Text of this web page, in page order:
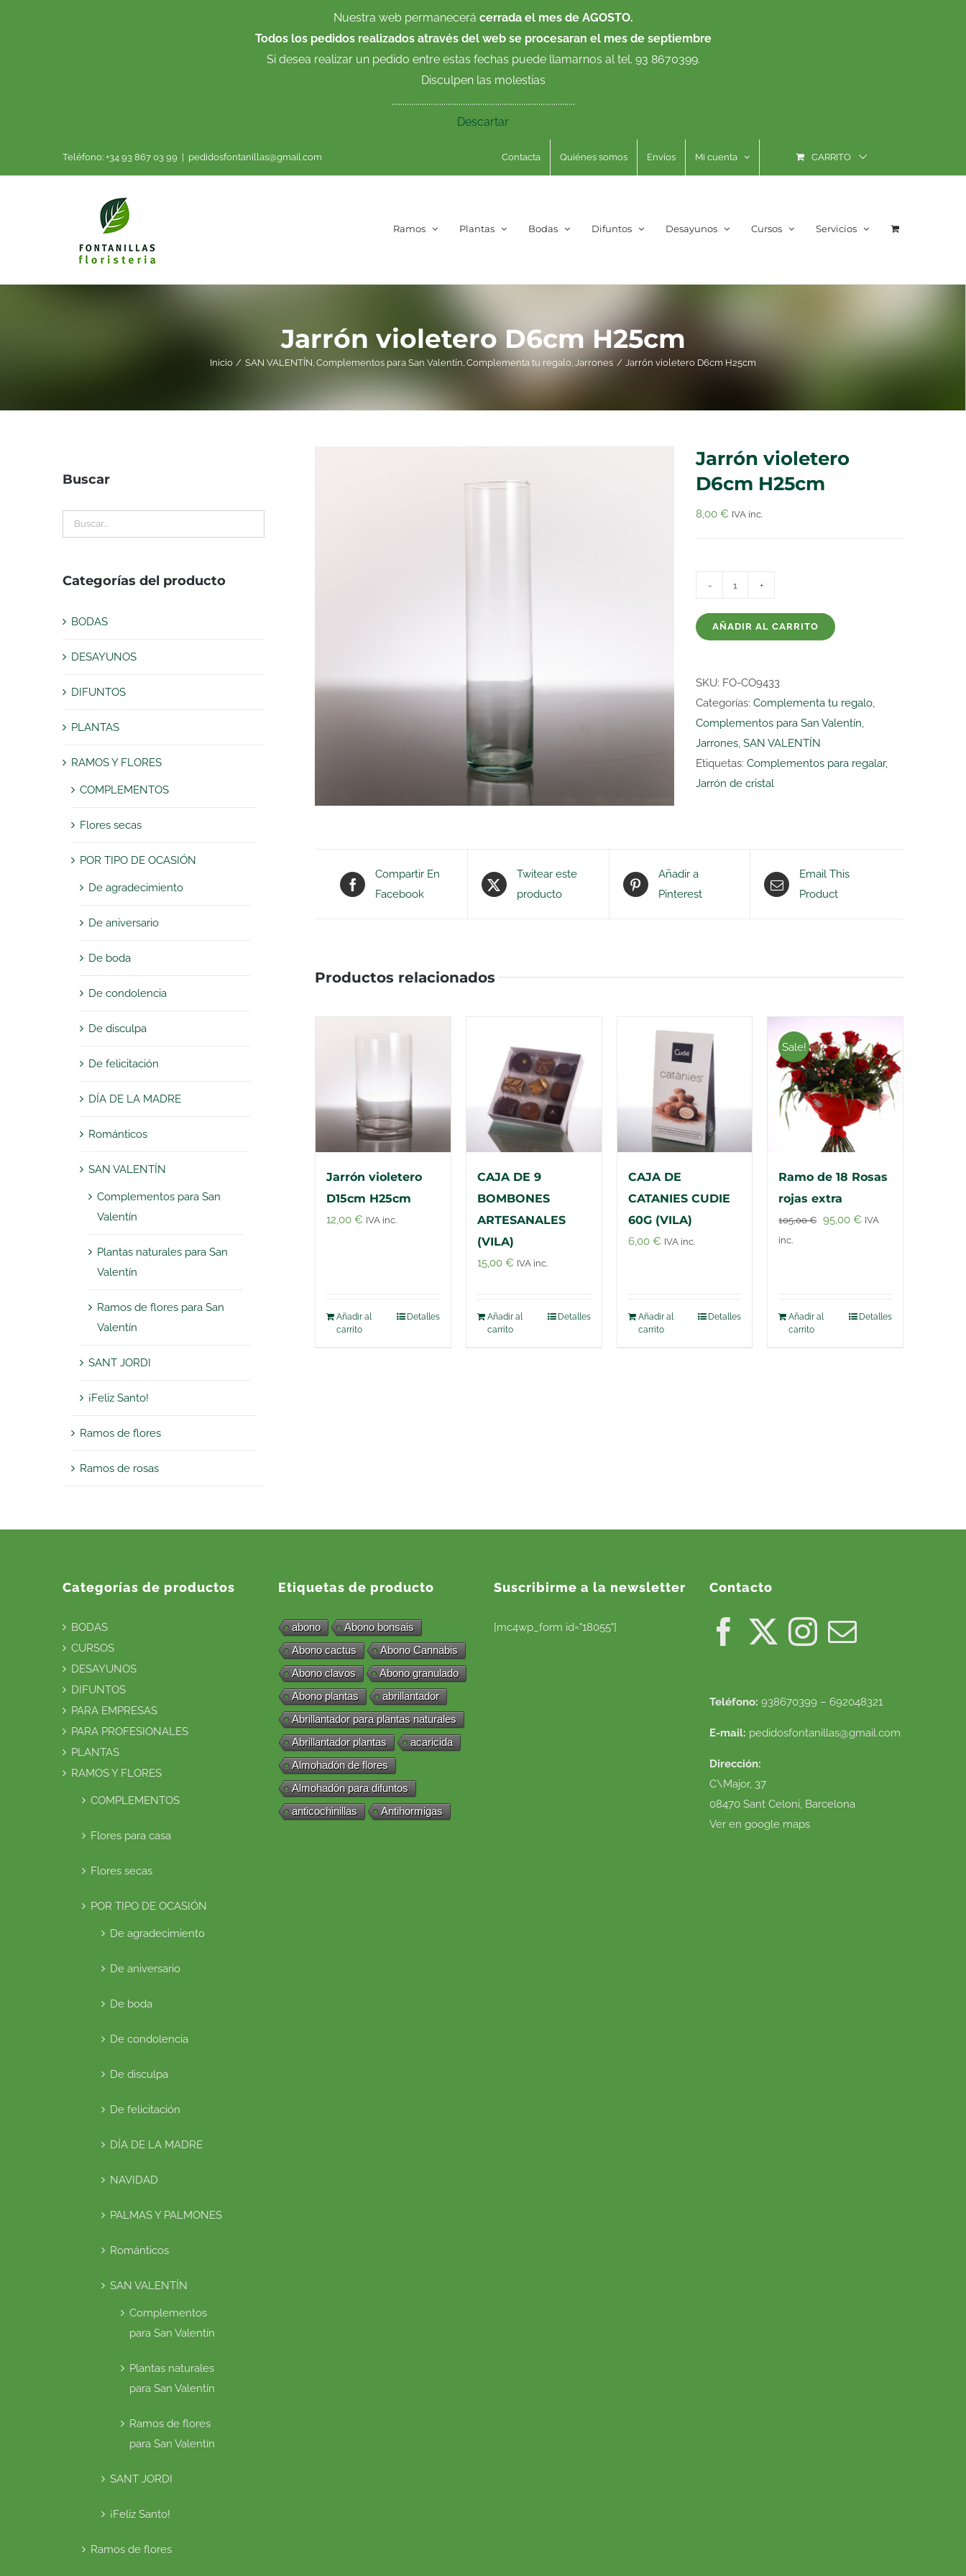
Nuestra web permanecerá cerrada el mes de AGOSTO.
Todos los pedidos realizados através del web se procesaran el mes de septiembre
Si desea realizar un pedido entre estas fechas puede llamarnos al tel. 93 8670399.
Disculpen las molestias
.....................................................................................
Descartar
Teléfono: +34 93 867 03 99 pedidosfontanillas@gmail.com Contacta Quiénes somos Envíos Mi cuenta CARRITO
Ramos Plantas Bodas Difuntos Desayunos Cursos Servicios
Jarrón violetero D6cm H25cm
Inicio SAN VALENTÍN Complementos para San Valentín Complementa tu regalo Jarrones Jarrón violetero D6cm H25cm
Jarrón violetero
D6cm H25cm
8,00 € IVA inc.
violetero
AÑADIR AL CARRITO
SKU: FO-CO9433
Categorías: Complementa tu regalo,
Complementos para San Valentín,
Jarrones, SAN VALENTÍN
Etiquetas: Complementos para regalar,
Jarrón de cristal
Compartir En
Facebook
Twitear este
producto
Añadir a
Pinterest
Email This
Product
Productos relacionados
Jarrón violetero
D15cm H25cm
12,00 € IVA inc.
Añadir al
carrito
Detalles
CAJA DE 9
BOMBONES
ARTESANALES
(VILA)
15,00 € IVA inc.
Añadir al
carrito
Detalles
CAJA DE
CATANIES CUDIE
60G (VILA)
6,00 € IVA inc.
Añadir al
carrito
Detalles
Sale!
Ramo de 18 Rosas
rojas extra
105,00€ El
95,00€ El
IVA
inc.
Añadir al
carrito
Detalles
Buscar
Categorías del producto
BODAS
DESAYUNOS
DIFUNTOS
PLANTAS
RAMOS Y FLORES
COMPLEMENTOS
Flores secas
POR TIPO DE OCASIÓN
De agradecimiento
De aniversario
De boda
De condolencia
De disculpa
De felicitación
DÍA DE LA MADRE
Románticos
SAN VALENTÍN
Complementos para San
Valentín
Plantas naturales para San
Valentín
Ramos de flores para San
Valentín
SANT JORDI
¡Feliz Santo!
Ramos de flores
Ramos de rosas
Categorías de productos
BODAS
CURSOS
DESAYUNOS
DIFUNTOS
PARA EMPRESAS
PARA PROFESIONALES
PLANTAS
RAMOS Y FLORES
COMPLEMENTOS
Flores para casa
Flores secas
POR TIPO DE OCASIÓN
De agradecimiento
De aniversario
De boda
De condolencia
De disculpa
De felicitación
DÍA DE LA MADRE
NAVIDAD
PALMAS Y PALMONES
Románticos
SAN VALENTÍN
Complementos
para San Valentín
Plantas naturales
para San Valentín
Ramos de flores
para San Valentín
SANT JORDI
¡Feliz Santo!
Ramos de flores
Etiquetas de producto
abono
Abono bonsais
Abono cactus
Abono Cannabis
Abono clavos
Abono granulado
Abono plantas
abrillantador
Abrillantador para plantas naturales
Abrillantador plantas
acaricida
Almohadón de flores
Almohadón para difuntos
anticochinillas
Antihormigas
Suscribirme a la newsletter
[mc4wp_form id="18055"]
Contacto
Teléfono: 938670399 – 692048321
E-mail: pedidosfontanillas@gmail.com
Dirección:
C\Major, 37
08470 Sant Celoni, Barcelona
Ver en google maps